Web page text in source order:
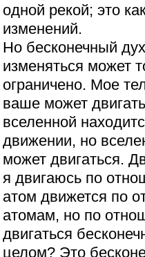
одной рекой; это
изменений.
Но бесконечный
изменяться может
ограничено. Мое
ваше может
вселенной
движении, но
может двигаться.
я двигаюсь по
атом движется по
атомам, но по
двигаться
целом? Это